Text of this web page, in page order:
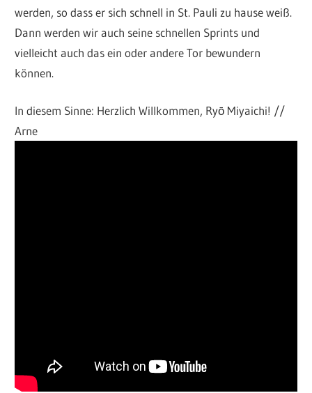
werden, so dass er sich schnell in St. Pauli zu hause weiß.
Dann werden wir auch seine schnellen Sprints und
vielleicht auch das ein oder andere Tor bewundern
können.
In diesem Sinne: Herzlich Willkommen, Ryō Miyaichi! //
Arne